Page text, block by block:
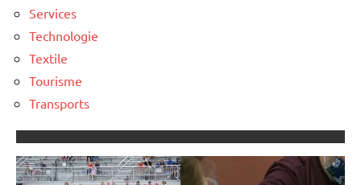
Services
Technologie
Textile
Tourisme
Transports